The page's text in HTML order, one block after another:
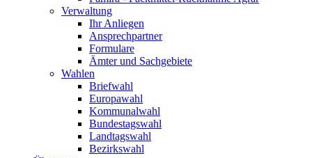
Verwaltung
Ihr Anliegen
Ansprechpartner
Formulare
Ämter und Sachgebiete
Wahlen
Briefwahl
Europawahl
Kommunalwahl
Bundestagswahl
Landtagswahl
Bezirkswahl